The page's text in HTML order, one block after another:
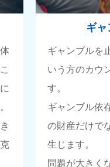
ギャ
ギャンブルを
いう方のカウ
す。
ギャンブル依
の財産だけで
生じます。
問題が大きく